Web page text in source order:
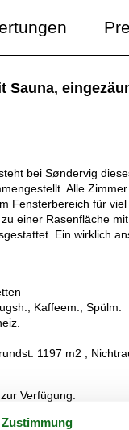
bei Søndervig
Alle
Fensterbereich für
einer Rasenfläche
Ein wirklich
Kaffeem., Spülm.
1197 m2 ,
Verfügung.
Zustimmung